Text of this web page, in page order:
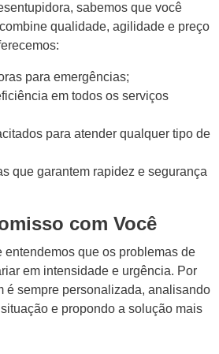
sabemos que você
qualidade, agilidade e preço
para emergências;
em todos os serviços
para atender qualquer tipo de
que garantem rapidez e segurança
com Você
entendemos que os problemas de
em intensidade e urgência. Por
é sempre personalizada, analisando
e propondo a solução mais